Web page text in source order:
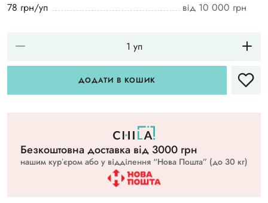
78 грн/уп
від 10 000 грн
ДОДАТИ В КОШИК
Безкоштовна доставка вiд 3000 грн
нашим курʼєром або у відділення “Нова Пошта” (до 30 кг)